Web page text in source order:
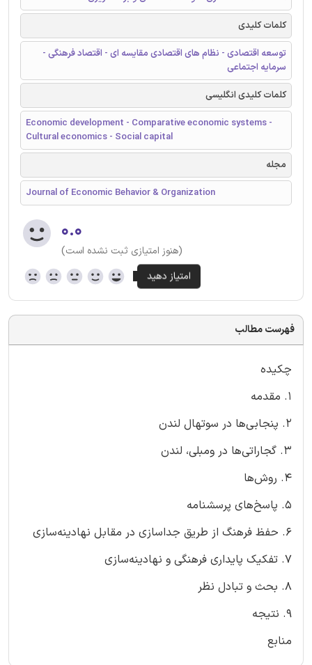
کلمات کلیدی
توسعه اقتصادی - نظام های اقتصادی مقایسه ای - اقتصاد فرهنگی -
سرمایه اجتماعی
کلمات کلیدی انگلیسی
Economic development - Comparative economic systems -
Cultural economics - Social capital
مجله
Journal of Economic Behavior & Organization
۰.۰
(هنوز امتیازی ثبت نشده است)
فهرست مطالب
چکیده
1. مقدمه
2. پنجابی‌ها در سوتهال لندن
3. گجاراتی‌ها در ومبلی، لندن
4. روش‌ها
5. پاسخ‌های پرسشنامه
6. حفظ فرهنگ از طریق جداسازی در مقابل نهادینه‌سازی
7. تفکیک پایداری فرهنگی و نهادینه‌سازی
8. بحث و تبادل نظر
9. نتیجه
منابع